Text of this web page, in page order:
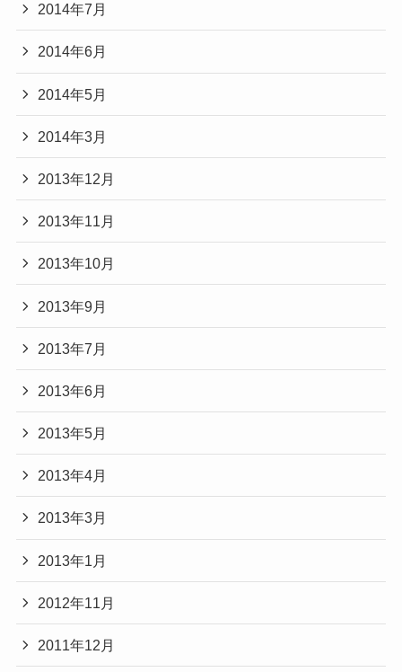
2014年7月
2014年6月
2014年5月
2014年3月
2013年12月
2013年11月
2013年10月
2013年9月
2013年7月
2013年6月
2013年5月
2013年4月
2013年3月
2013年1月
2012年11月
2011年12月